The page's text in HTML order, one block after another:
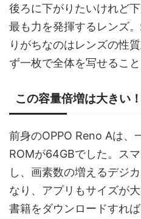
後ろに下がりたいけれど
最も力を発揮するレンズ
りがちなのはレンズの性
ず一枚で全体を写せること
この容量倍増は大きい
前身のOPPO Reno Aは、
ROMが64GBでした。ス
し、画素数の増えるデジ
なり、アプリもサイズが
書籍をダウンロードすれ